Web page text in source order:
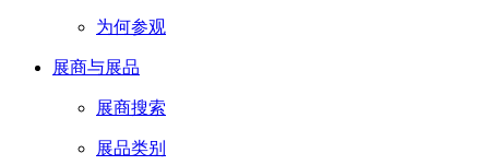
为何参观
展商与展品
展商搜索
展品类别